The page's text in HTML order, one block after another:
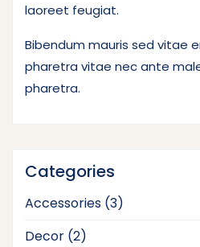
laoreet feugiat.
Bibendum mauris sed vitae
pharetra vitae nec ante
pharetra.
Categories
Accessories 33
Decor 22